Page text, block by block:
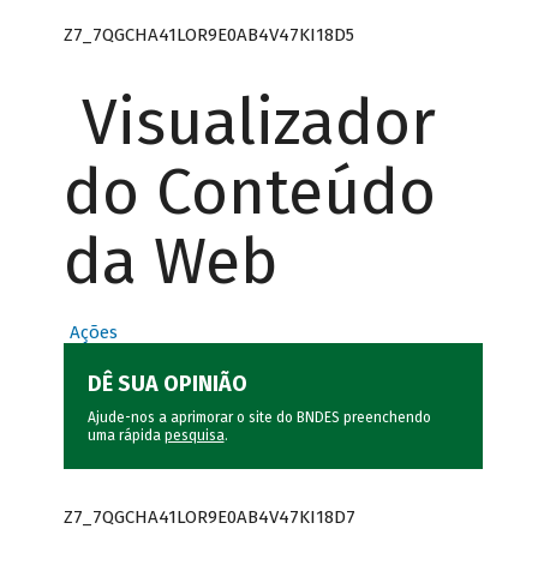
Z7_7QGCHA41LOR9E0AB4V47KI18D5
Visualizador
do Conteúdo
da Web
Ações
DÊ SUA OPINIÃO
Ajude-nos a aprimorar o site do BNDES preenchendo
uma rápida pesquisa.
Z7_7QGCHA41LOR9E0AB4V47KI18D7